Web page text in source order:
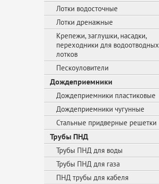
Лотки водосточные
Лотки дренажные
Крепежи, заглушки, насадки,
переходники для водоотводных
лотков
Пескоуловители
Дождеприемники
Дождеприемники пластиковые
Дождеприемники чугунные
Стальные придверные решетки
Трубы ПНД
Трубы ПНД для воды
Трубы ПНД для газа
ПНД трубы для кабеля